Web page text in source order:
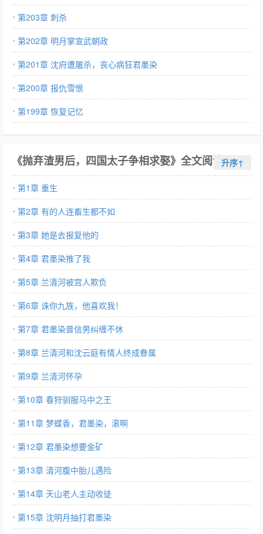
第203章 刺杀
第202章 明月掌宣武朝政
第201章 沈府遭屠杀，丧心病狂君墨染
第200章 报仇雪恨
第199章 恢复记忆
《抛弃渣男后，四国太子争相求娶》全文阅读升序↑
第1章 重生
第2章 有的人连畜生都不如
第3章 她是去报复他的
第4章 君墨染推了我
第5章 兰清河被宫人欺负
第6章 诛你九族，他喜欢我！
第7章 君墨染普信男纠缠不休
第8章 兰清河和沈云庭有情人终成眷属
第9章 兰清河怀孕
第10章 春狩驯服马中之王
第11章 梦蝶香，君墨染，滚啊
第12章 君墨染想要金矿
第13章 清河腹中胎儿遇险
第14章 天山老人主动收徒
第15章 沈明月抽打君墨染